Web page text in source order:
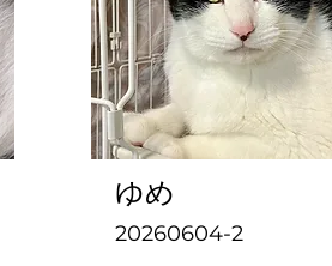
ゆめ
20260604-2